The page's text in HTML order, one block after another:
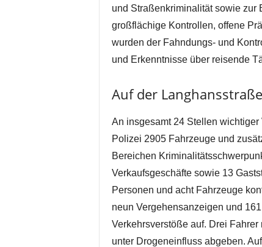
und Straßenkriminalität sowie zur
großflächige Kontrollen, offene
wurden der Fahndungs- und
und Erkenntnisse über reisende
Auf der
An insgesamt 24 Stellen
Polizei 2905 Fahrzeuge und
Bereichen
Verkaufsgeschäfte sowie 13
Personen und acht Fahrzeuge
neun Vergehensanzeigen und
Verkehrsverstöße auf. Drei
unter Drogeneinfluss abgeben.